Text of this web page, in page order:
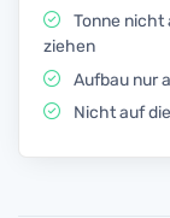
Tonne nicht
ziehen
Aufbau nur
Nicht auf